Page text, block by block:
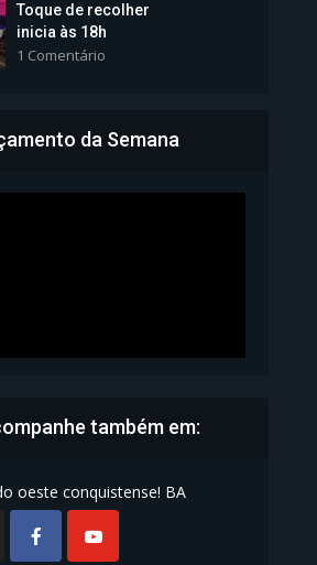
inicia emissão da
Toque de recolher
inicia às 18h
1 Comentário
da Semana
também em:
oeste conquistense! BA